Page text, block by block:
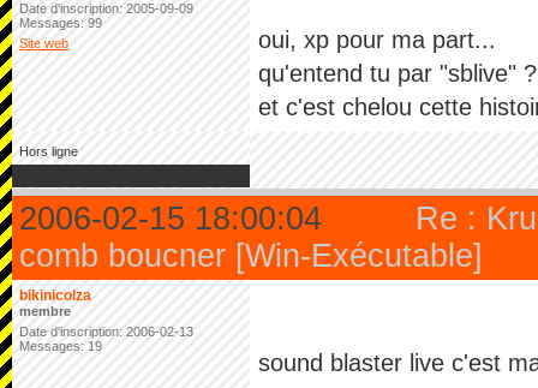
Date d'inscription: 2005-09-09
Messages: 99
Site web
oui, xp pour ma part...
qu'entend tu par "sblive"
et c'est chelou cette
Hors ligne
2006-02-15 18:00:04
Re :
comb boucner [Win-Exécutable]
bikinicolza
membre
Date d'inscription: 2006-02-13
Messages: 19
sound blaster live c'est